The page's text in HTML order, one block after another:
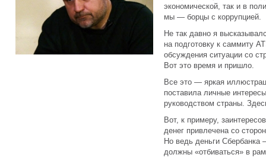
экономической, так и в
мы — борцы с коррупцией.
Не так давно я
на подготовку к саммиту
обсуждения ситуации со
Вот это время и пришло.
Все это — яркая
поставила личные
руководством страны.
Вот, к примеру,
денег привлечена со
Но ведь деньги Сбербанка
должны «отбиваться» в